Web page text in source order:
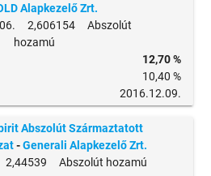
Alapkezelő Zrt.
2,606154 Abszolút
hozamú
12,70 %
10,40 %
2016.12.09.
Abszolút Származtatott
-Generali Alapkezelő Zrt.
Abszolút hozamú